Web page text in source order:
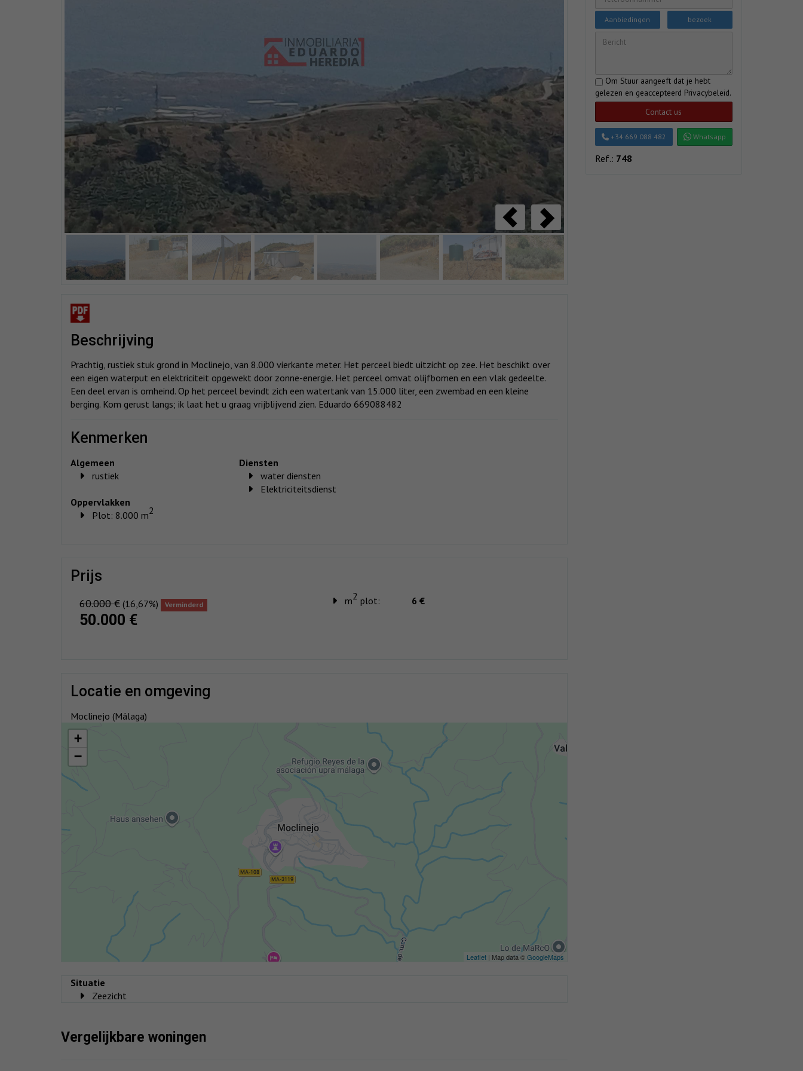
beschrijving
Prachtig, rustiek stuk grond in Moclinejo, van 8.000 vierkante meter. Het perceel biedt uitzicht op zee. Het beschikt over
een eigen waterput en elektriciteit opgewekt door zonne-energie. Het perceel omvat olijfbomen en een vlak gedeelte.
Een deel ervan is omheind. Op het perceel bevindt zich een watertank van 15.000 liter, een zwembad en een kleine
berging. Kom gerust langs; ik laat het u graag vrijblijvend zien. Eduardo 669088482
kenmerken
Algemeen
rustiek
Oppervlakken
Plot: 8.000 m2
Diensten
water diensten
Elektriciteitsdienst
prijs
60.000 € (16,67%) Verminderd
50.000 €
m2 plot: 6 €
locatie en omgeving
Moclinejo (Málaga)
+
−
Leaflet| Map data ©GoogleMaps
Situatie
Zeezicht
Vergelijkbare woningen
Aanbiedingen bezoek
Om Stuur aangeeft dat je hebt
gelezen en geaccepteerd Privacybeleid.
Contact us
+34 669 088 482 Whatsapp
Ref.: 748